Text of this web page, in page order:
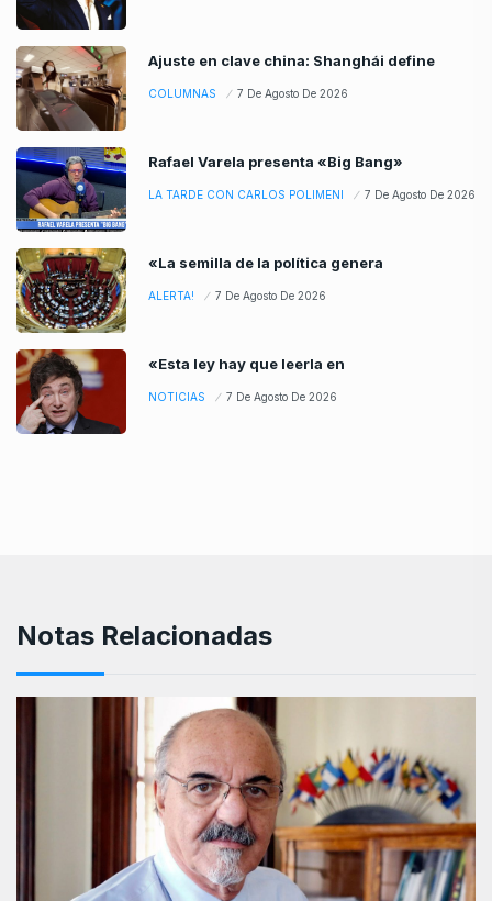
Ajuste en clave china: Shanghái define
COLUMNAS 7 De Agosto De 2026
Rafael Varela presenta «Big Bang»
LA TARDE CON CARLOS POLIMENI 7 De Agosto De 2026
«La semilla de la política genera
ALERTA! 7 De Agosto De 2026
«Esta ley hay que leerla en
NOTICIAS 7 De Agosto De 2026
Notas Relacionadas